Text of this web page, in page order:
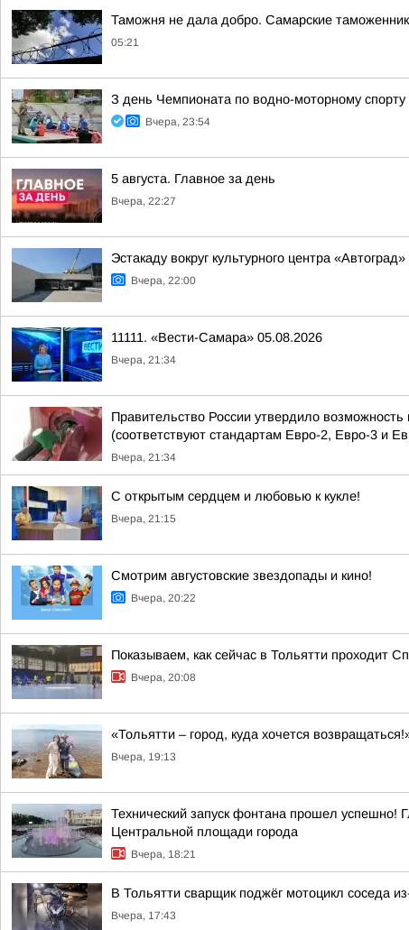
Таможня не дала добро. Самарские
05:21
З день Чемпионата по водно-моторному спорту
Вчера, 23:54
5 августа. Главное за день
Вчера, 22:27
Эстакаду вокруг культурного центра
Вчера, 22:00
11111. «Вести-Самара» 05.08.2026
Вчера, 21:34
Правительство России утвердило
(соответствуют стандартам Евро-2, Евро-3 и
Вчера, 21:34
С открытым сердцем и любовью к кукле!
Вчера, 21:15
Смотрим августовские звездопады и кино!
Вчера, 20:22
Показываем, как сейчас в Тольятти проходит
Вчера, 20:08
«Тольятти – город, куда хочется
Вчера, 19:13
Технический запуск фонтана прошел успешно!
Центральной площади города
Вчера, 18:21
В Тольятти сварщик поджёг мотоцикл соседа
Вчера, 17:43